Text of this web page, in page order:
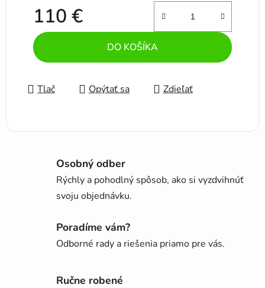
110 €
Jednotková cena:
DO KOŠÍKA
Tlač Opýtať sa Zdieľať
Osobný odber
Rýchly a pohodlný spôsob, ako si vyzdvihnúť
svoju objednávku.
Poradíme vám?
Odborné rady a riešenia priamo pre vás.
Ručne robené